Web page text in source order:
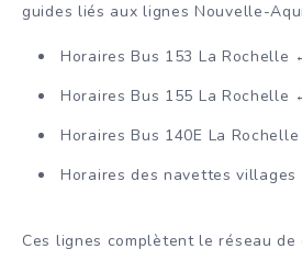
guides liés aux lignes Nouvelle-
Horaires Bus 153 La Rochelle
Horaires Bus 155 La Rochelle
Horaires Bus 140E La
Horaires des navettes villages
Ces lignes complètent le réseau